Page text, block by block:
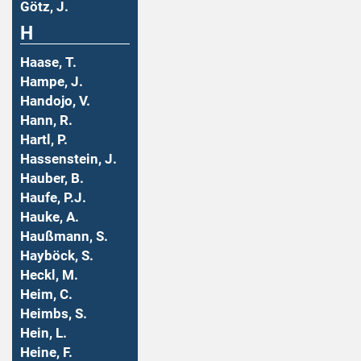
Götz, J.
H
Haase, T.
Hampe, J.
Handojo, V.
Hann, R.
Hartl, P.
Hassenstein, J.
Hauber, B.
Haufe, P.J.
Hauke, A.
Haußmann, S.
Hayböck, S.
Heckl, M.
Heim, C.
Heimbs, S.
Hein, L.
Heine, F.